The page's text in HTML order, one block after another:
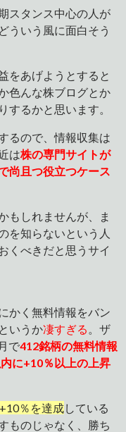
スタンス中心の人が
ういう風に面白そう
をあげようとすると
色んな株ブログとか
するかと思います。
るので、情報収集は
は株の専門サイトが
尚且つ役立つケース
もしれませんが、ま
を知らないという人
くべきだと思うサイ
かく無料情報をバン
いうか凄すぎる 。ザ
で412銘柄の無料情報
に+10％以上の上昇
％を達成している
ものじゃなく、勝ち